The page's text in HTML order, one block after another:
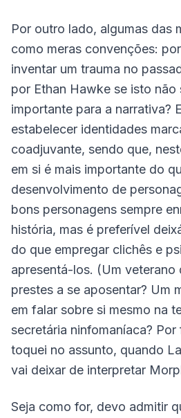
Por outro lado, algumas das
como meras convenções:
inventar um trauma no
por Ethan Hawke se isto não
importante para a narrativa?
estabelecer identidades
coadjuvante, sendo que,
em si é mais importante do
desenvolvimento de
bons personagens sempre
história, mas é preferível
do que empregar clichês e
apresentá-los. (Um veterano
prestes a se aposentar? Um
em falar sobre si mesmo na
secretária ninfomaníaca? Por
toquei no assunto, quando
vai deixar de interpretar
Seja como for, devo admitir